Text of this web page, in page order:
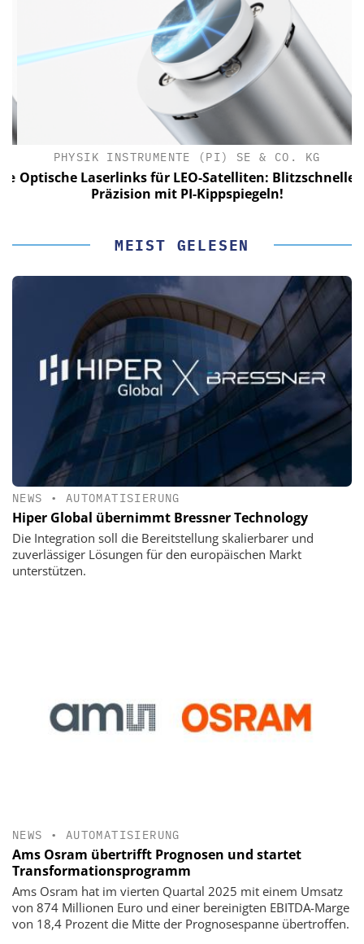
PHYSIK INSTRUMENTE (PI) SE & CO. KG
Optische Laserlinks für LEO-Satelliten: Blitzschnelle
Präzision mit PI-Kippspiegeln!
MEIST GELESEN
NEWS • AUTOMATISIERUNG
Hiper Global übernimmt Bressner Technology
Die Integration soll die Bereitstellung skalierbarer und
zuverlässiger Lösungen für den europäischen Markt
unterstützen.
NEWS • AUTOMATISIERUNG
Ams Osram übertrifft Prognosen und startet
Transformationsprogramm
Ams Osram hat im vierten Quartal 2025 mit einem Umsatz
von 874 Millionen Euro und einer bereinigten EBITDA-Marge
von 18,4 Prozent die Mitte der Prognosespanne übertroffen.